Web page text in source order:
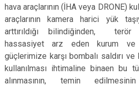
hava araçlarının (İHA veya DRONE)
araçlarının kamera harici yük
arttırıldığı bilindiğinden, terör
hassasiyet arz eden kurum
güçlerimize karşı bombalı saldırı
kullanılması ihtimaline binaen bu
alınmasının, temin